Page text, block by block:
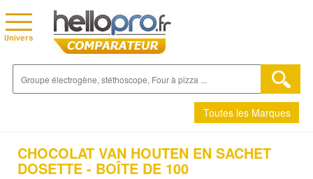
Toutes les Marques
CHOCOLAT VAN HOUTEN EN SACHET
DOSETTE - BOÎTE DE 100